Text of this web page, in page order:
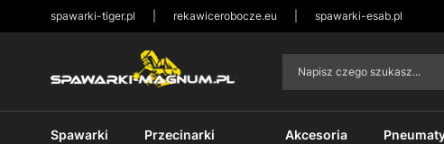
spawarki-tiger.pl rekawicerobocze.eu spawarki-esab.pl
Napisz czego szukasz...
Spawarki
Przecinarki
Akcesoria